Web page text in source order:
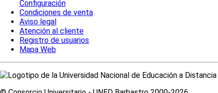
Configuración
Condiciones de venta
Aviso legal
Atención al cliente
Registro de usuarios
Mapa Web